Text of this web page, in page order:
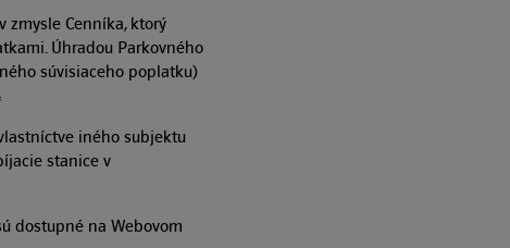
zmysle Cenníka, ktorý
Úhradou Parkovného
súvisiaceho poplatku)
iného subjektu
stanice v
dostupné na Webovom